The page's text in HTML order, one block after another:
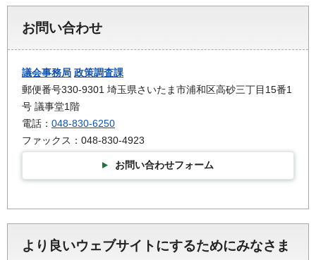
お問い合わせ
議会事務局 政策調査課
郵便番号330-9301 埼玉県さいたま市浦和区高砂三丁目15番1
号 議事堂1階
電話： 048-830-6250
ファックス：048-830-4923
お問い合わせフォーム
より良いウェブサイトにするためにみなさま